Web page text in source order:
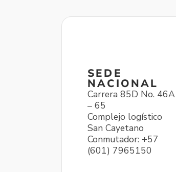
SEDE
NACIONAL
Carrera 85D No. 46A
– 65
Complejo logístico
San Cayetano
Conmutador: +57
(601) 7965150